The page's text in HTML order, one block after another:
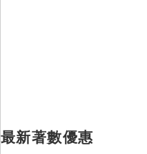
最新著數優惠